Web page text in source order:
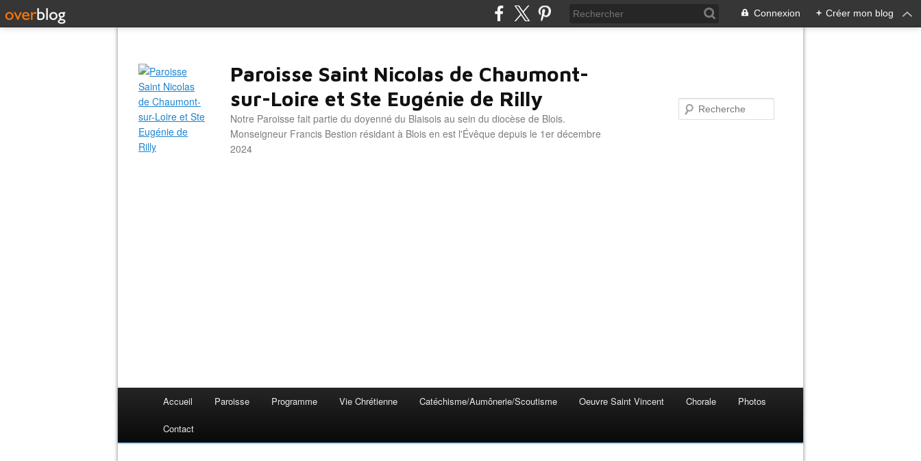
Connexion + Créer mon blog
Paroisse Saint Nicolas de Chaumont-
sur-Loire et Ste Eugénie de Rilly
Notre Paroisse fait partie du doyenné du Blaisois au sein du diocèse de Blois.
Monseigneur Francis Bestion résidant à Blois en est l'Évêque depuis le 1er décembre
2024
Accueil Paroisse Programme Vie Chrétienne Catéchisme/Aumônerie/Scoutisme Oeuvre Saint Vincent Chorale Photos
Contact